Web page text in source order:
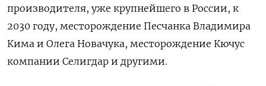
производителя, уже крупнейшего в России, к
2030 году, месторождение Песчанка Владимира
Кима и Олега Новачука, месторождение Кючус
компании Селигдар и другими.